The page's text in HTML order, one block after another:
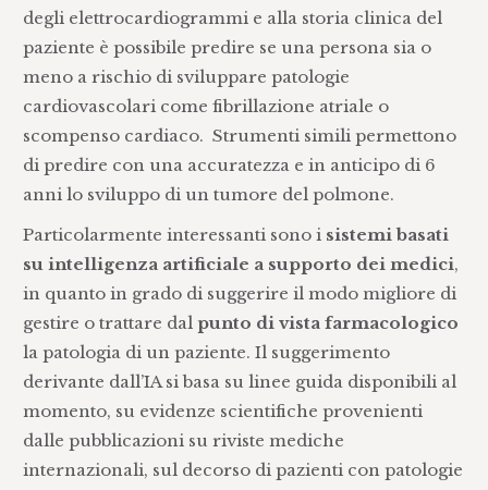
degli elettrocardiogrammi e alla storia clinica del
paziente è possibile predire se una persona sia o
meno a rischio di sviluppare patologie
cardiovascolari come fibrillazione atriale o
scompenso cardiaco. Strumenti simili permettono
di predire con una accuratezza e in anticipo di 6
anni lo sviluppo di un tumore del polmone.
Particolarmente interessanti sono i sistemi basati
su intelligenza artificiale a supporto dei medici,
in quanto in grado di suggerire il modo migliore di
gestire o trattare dalpunto di vista farmacologico
la patologia di un paziente. Il suggerimento
derivante dall’IA si basa su linee guida disponibili al
momento, su evidenze scientifiche provenienti
dalle pubblicazioni su riviste mediche
internazionali, sul decorso di pazienti con patologie